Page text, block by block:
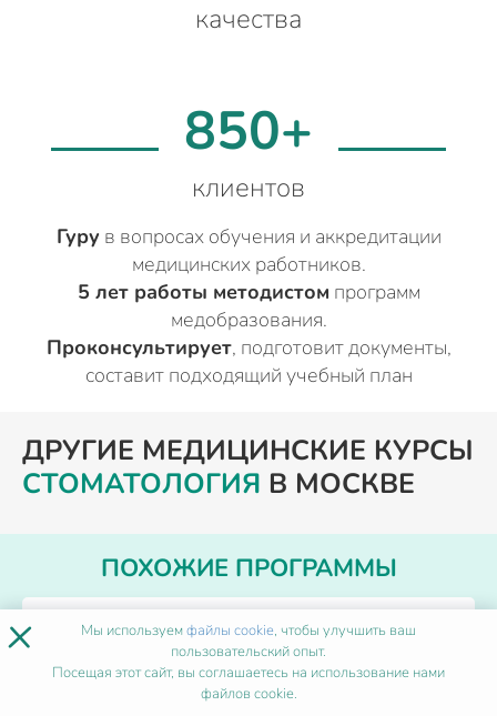
качества
850+
клиентов
Гуру в вопросах обучения и аккредитации
медицинских работников.
5 лет работы методистом программ
медобразования.
Проконсультирует, подготовит документы,
составит подходящий учебный план
ДРУГИЕ МЕДИЦИНСКИЕ КУРСЫ
СТОМАТОЛОГИЯ В МОСКВЕ
ПОХОЖИЕ ПРОГРАММЫ
Анестезиология-реаниматология
× Мы используемфайлы cookie, чтобы улучшить ваш
пользовательский опыт.
Посещая этот сайт, вы соглашаетесь на использование нами
файлов cookie.